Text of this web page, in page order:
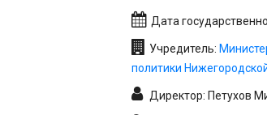
Дата
Учредитель:
политики
Директор: Петухов